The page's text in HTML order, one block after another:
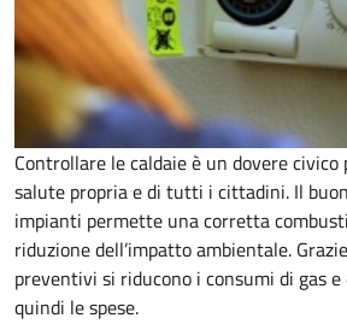
Controllare le caldaie è un dovere civico
salute propria e di tutti i cittadini. Il
impianti permette una corretta
riduzione dell’impatto ambientale.
preventivi si riducono i consumi di gas
quindi le spese.